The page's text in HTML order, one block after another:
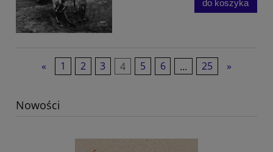
do koszyka
« 1 2 3 4 5 6 ... 25 »
Nowości